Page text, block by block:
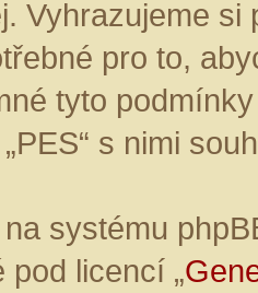
Vyhrazujeme
pro to,
tyto
s nimi
systému
pod licencí „